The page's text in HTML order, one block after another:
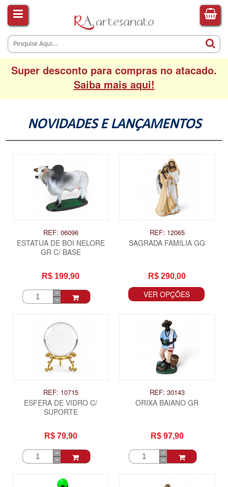
Super desconto para compras no atacado.
Saiba mais aqui!
NOVIDADES E LANÇAMENTOS
REF: 06096
ESTATUA DE BOI NELORE
GR C/ BASE
R$ 199,90
REF: 12065
SAGRADA FAMILIA GG
R$ 290,00
VER OPÇÕES
REF: 10715
ESFERA DE VIDRO C/
SUPORTE
R$ 79,90
REF: 30143
ORIXA BAIANO GR
R$ 97,90